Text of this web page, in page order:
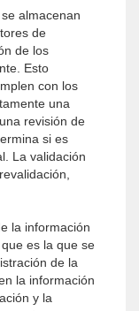
almacenan
de
de los
Esto
con los
una
revisión de
si es
La validación
la información
es la que se
de la
la información
y la